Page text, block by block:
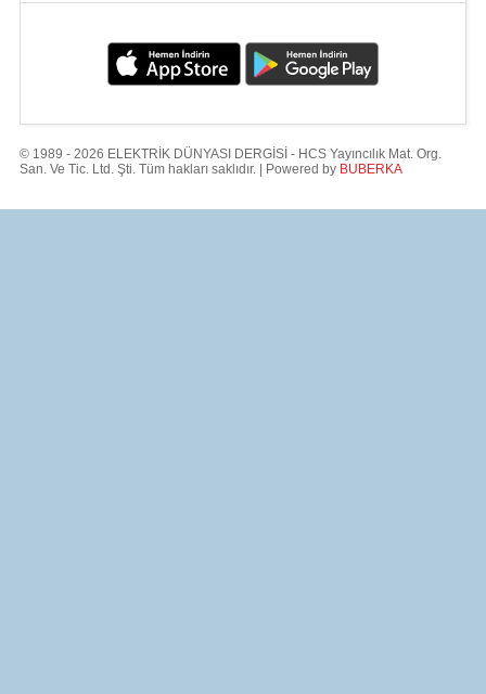
© 1989 - 2026 ELEKTRİK DÜNYASI DERGİSİ - HCS Yayıncılık Mat. Org.
San. Ve Tic. Ltd. Şti. Tüm hakları saklıdır. | Powered by BUBERKA